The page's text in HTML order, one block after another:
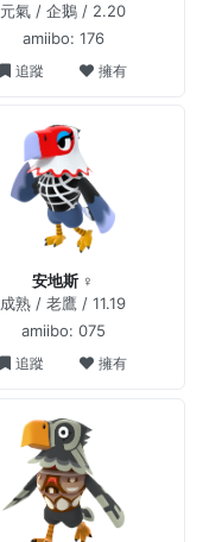
元氣 / 企鵝 / 2.20
amiibo: 176
追蹤 擁有
安地斯 ♀
成熟 / 老鷹 / 11.19
amiibo: 075
追蹤 擁有